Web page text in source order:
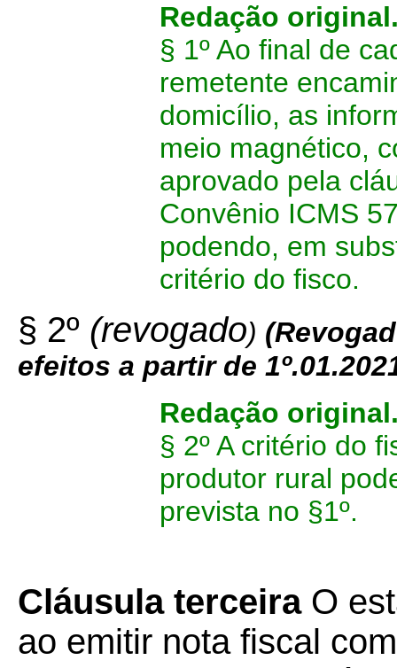
Redação
§ 1º Ao final de
remetente
domicílio, as
meio magnético,
aprovado pela
Convênio ICMS
podendo, em
critério do fisco.
§ 2º (revogado) (
efeitos a partir de
Redação
§ 2º A critério do
produtor rural
prevista no §1º.
Cláusula terceiraO
ao emitir nota fiscal